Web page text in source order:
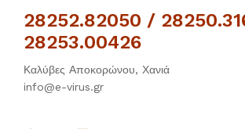
28252.82050 /
28253.00426
Καλύβες Αποκορώνου, Χανιά
info@e-virus.gr